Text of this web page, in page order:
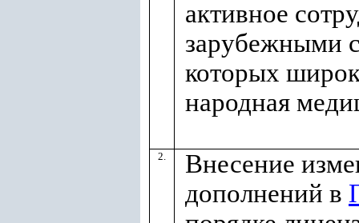
активное
зарубежными
которых
народная
2.
Внесение
дополнений в